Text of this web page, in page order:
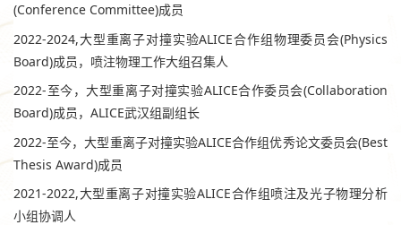
(Conference Committee)成员
2022-2024,大型重离子对撞实验ALICE合作组物理委员会(Physics
Board)成员，喷注物理工作大组召集人
2022-至今，大型重离子对撞实验ALICE合作委员会(Collaboration
Board)成员，ALICE武汉组副组长
2022-至今，大型重离子对撞实验ALICE合作组优秀论文委员会(Best
Thesis Award)成员
2021-2022,大型重离子对撞实验ALICE合作组喷注及光子物理分析
小组协调人